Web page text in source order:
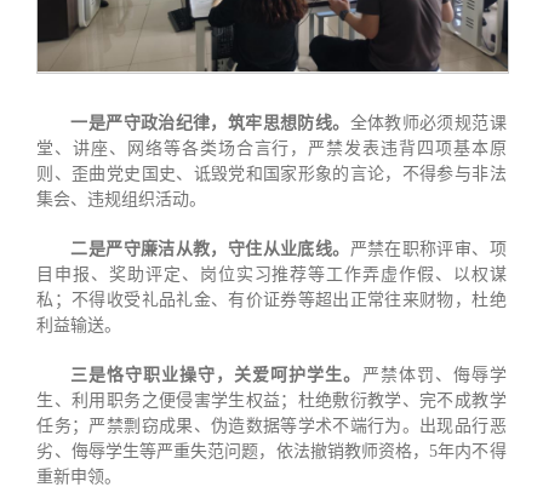
一是严守政治纪律，筑牢思想防线。 全体教师必须规范课
堂、讲座、网络等各类场合言行，严禁发表违背四项基本原
则、歪曲党史国史、诋毁党和国家形象的言论，不得参与非法
集会、违规组织活动。
二是严守廉洁从教，守住从业底线。 严禁在职称评审、项
目申报、奖助评定、岗位实习推荐等工作弄虚作假、以权谋
私；不得收受礼品礼金、有价证券等超出正常往来财物，杜绝
利益输送。
三是恪守职业操守，关爱呵护学生。 严禁体罚、侮辱学
生、利用职务之便侵害学生权益；杜绝敷衍教学、完不成教学
任务；严禁剽窃成果、伪造数据等学术不端行为。出现品行恶
劣、侮辱学生等严重失范问题，依法撤销教师资格，5年内不得
重新申领。